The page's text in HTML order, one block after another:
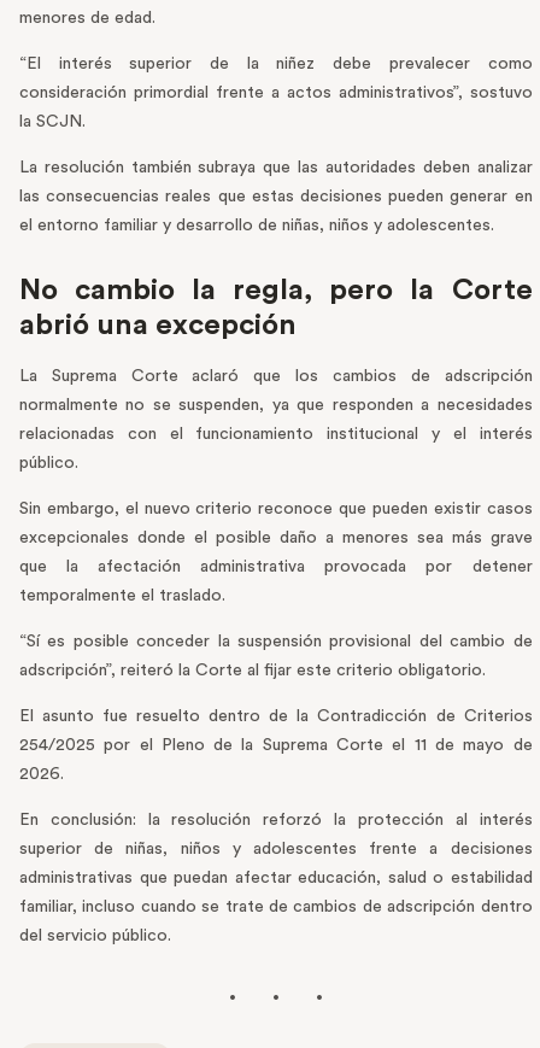
menores de edad.
“El interés superior de la niñez debe prevalecer como
consideración primordial frente a actos administrativos”, sostuvo
la SCJN.
La resolución también subraya que las autoridades deben analizar
las consecuencias reales que estas decisiones pueden generar en
el entorno familiar y desarrollo de niñas, niños y adolescentes.
No cambio la regla, pero la Corte
abrió una excepción
La Suprema Corte aclaró que los cambios de adscripción
normalmente no se suspenden, ya que responden a necesidades
relacionadas con el funcionamiento institucional y el interés
público.
Sin embargo, el nuevo criterio reconoce que pueden existir casos
excepcionales donde el posible daño a menores sea más grave
que la afectación administrativa provocada por detener
temporalmente el traslado.
“Sí es posible conceder la suspensión provisional del cambio de
adscripción”, reiteró la Corte al fijar este criterio obligatorio.
El asunto fue resuelto dentro de la Contradicción de Criterios
254/2025 por el Pleno de la Suprema Corte el 11 de mayo de
2026.
En conclusión: la resolución reforzó la protección al interés
superior de niñas, niños y adolescentes frente a decisiones
administrativas que puedan afectar educación, salud o estabilidad
familiar, incluso cuando se trate de cambios de adscripción dentro
del servicio público.